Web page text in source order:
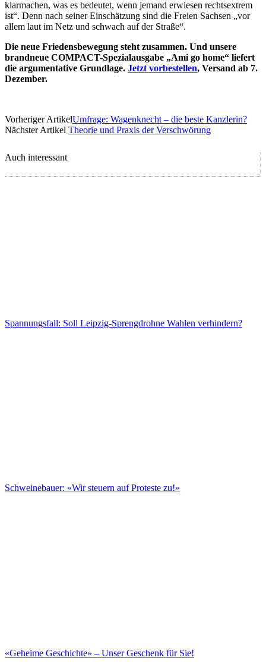
klarmachen, was es bedeutet, wenn jemand erwiesen rechtsextrem
ist“. Denn nach seiner Einschätzung sind die Freien Sachsen „vor
allem laut im Netz und schwach auf der Straße“.
Die neue Friedensbewegung steht zusammen. Und unsere
brandneue COMPACT-Spezialausgabe „Ami go home“ liefert
die argumentative Grundlage. Jetzt vorbestellen, Versand ab 7.
Dezember.
Vorheriger ArtikelUmfrage: Wagenknecht – die beste Kanzlerin?
Nächster Artikel Theorie und Praxis der Verschwörung
Auch interessant
Spannungsfall: Soll Leipzig-Sprengdrohne Wahlen verhindern?
Schweinebauer: «Wir steuern auf Proteste zu!»
«Geheime Geschichte» – Unser Geschenk für Sie!